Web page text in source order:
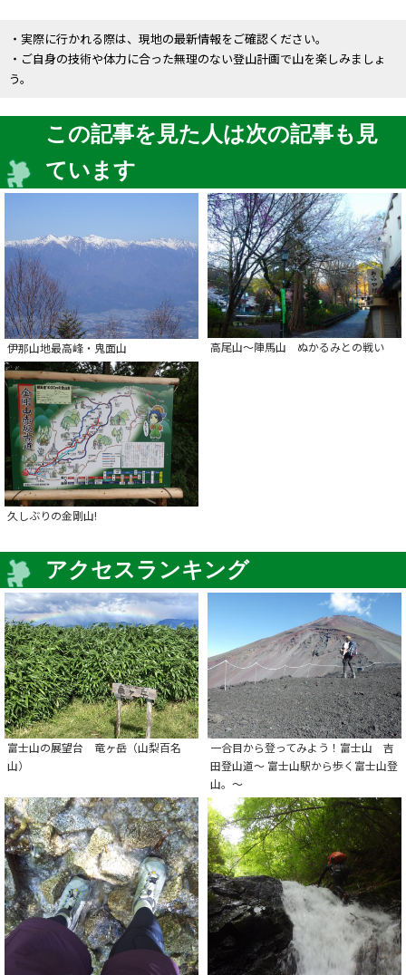
・実際に行かれる際は、現地の最新情報をご確認ください。
・ご自身の技術や体力に合った無理のない登山計画で山を楽しみましょ
う。
この記事を見た人は次の記事も見
ています
伊那山地最高峰・鬼面山 高尾山～陣馬山 ぬかるみとの戦い
久しぶりの金剛山!
アクセスランキング
富士山の展望台 竜ヶ岳（山梨百名
山）
一合目から登ってみよう！富士山 吉
田登山道～ 富士山駅から歩く富士山登
山。～